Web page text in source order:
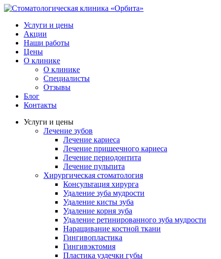
Услуги и цены
Акции
Наши работы
Цены
О клинике
О клинике
Специалисты
Отзывы
Блог
Контакты
Услуги и цены
Лечение зубов
Лечение кариеса
Лечение пришеечного кариеса
Лечение периодонтита
Лечение пульпита
Хирургическая стоматология
Консультация хирурга
Удаление зуба мудрости
Удаление кисты зуба
Удаление корня зуба
Удаление ретинированного зуба мудрости
Наращивание костной ткани
Гингивопластика
Гингивэктомия
Пластика уздечки губы